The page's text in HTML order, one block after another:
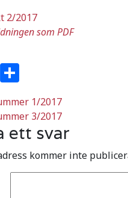
som PDF
Twitter
1/2017
3/2017
ett svar
kommer inte